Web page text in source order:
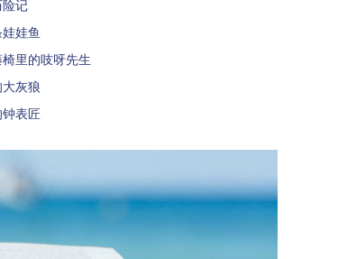
记
娃鱼
里的吱呀先生
灰狼
表匠